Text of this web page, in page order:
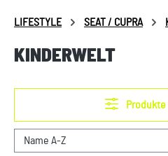
LIFESTYLE SEAT / CUPRA
KINDERWELT